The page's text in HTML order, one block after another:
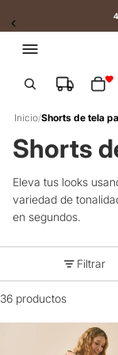
Slide 2 of 2
Inicio/Shorts de tela
Shorts
Eleva tus looks
variedad de
en segundos.
Filtrar
36 productos
Bermuda en denim